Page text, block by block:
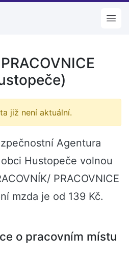
již není aktuální.
Agentura
Hustopeče volnou
PRACOVNICE
mzda je od 139 Kč.
o pracovním místu